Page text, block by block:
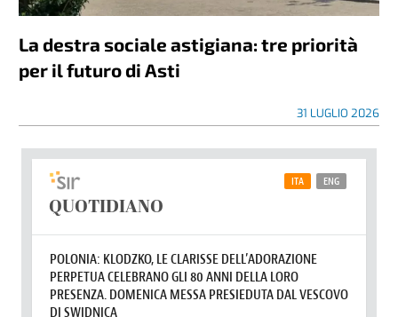
La destra sociale astigiana: tre priorità
per il futuro di Asti
31 LUGLIO 2026